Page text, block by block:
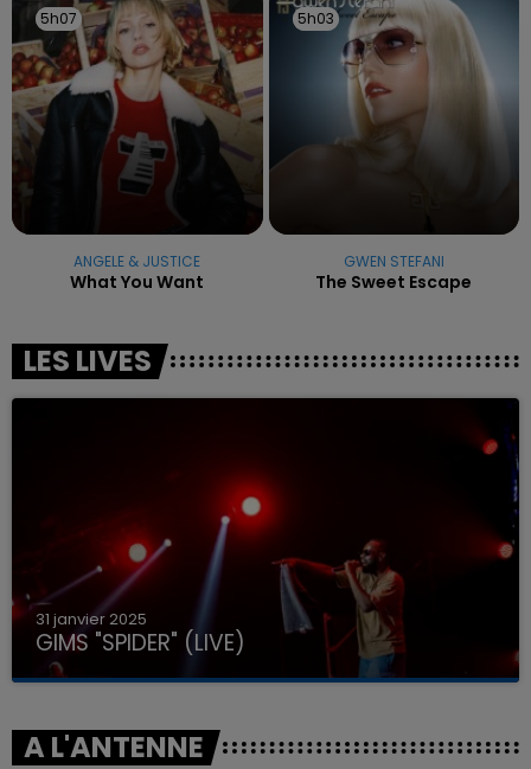
5h07
5h07
ANGELE & JUSTICE
What You Want
5h03
5h03
GWEN STEFANI
The Sweet Escape
LES LIVES
31 janvier 2025
GIMS "SPIDER" (LIVE)
A L'ANTENNE